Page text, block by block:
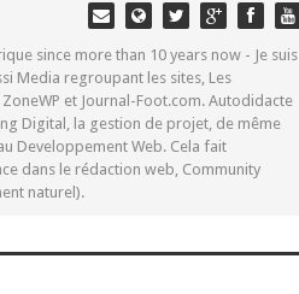
since more than 10 years now - Je suis
Media regroupant les sites, Les
et Journal-Foot.com. Autodidacte
Digital, la gestion de projet, de même
Developpement Web. Cela fait
dans le rédaction web, Community
naturel).